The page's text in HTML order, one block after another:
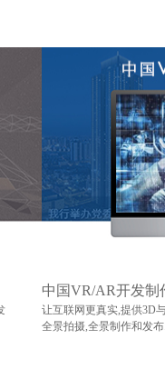
中国VR/AR开发制
让互联网更真实,提供3D
全景拍摄,全景制作和发布...